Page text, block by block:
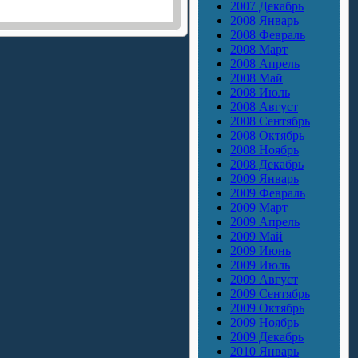
2007 Декабрь
2008 Январь
2008 Февраль
2008 Март
2008 Апрель
2008 Май
2008 Июль
2008 Август
2008 Сентябрь
2008 Октябрь
2008 Ноябрь
2008 Декабрь
2009 Январь
2009 Февраль
2009 Март
2009 Апрель
2009 Май
2009 Июнь
2009 Июль
2009 Август
2009 Сентябрь
2009 Октябрь
2009 Ноябрь
2009 Декабрь
2010 Январь